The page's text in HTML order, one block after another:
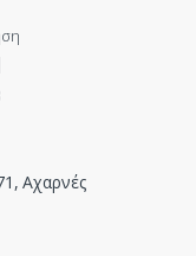
Αχαρνές